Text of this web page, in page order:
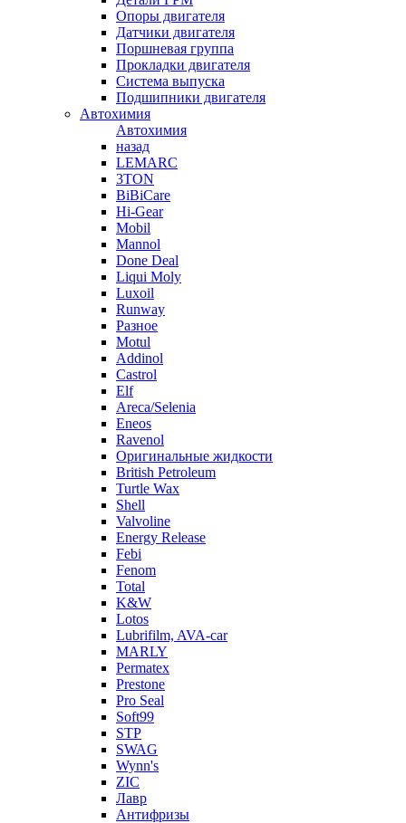
Опоры двигателя
Датчики двигателя
Поршневая группа
Прокладки двигателя
Система выпуска
Подшипники двигателя
Автохимия
Автохимия
назад
LEMARC
3TON
BiBiCare
Hi-Gear
Mobil
Mannol
Done Deal
Liqui Moly
Luxoil
Runway
Разное
Motul
Addinol
Castrol
Elf
Areca/Selenia
Eneos
Ravenol
Оригинальные жидкости
British Petroleum
Turtle Wax
Shell
Valvoline
Energy Release
Febi
Fenom
Total
K&W
Lotos
Lubrifilm, AVA-car
MARLY
Permatex
Prestone
Pro Seal
Soft99
STP
SWAG
Wynn's
ZIC
Лавр
Антифризы